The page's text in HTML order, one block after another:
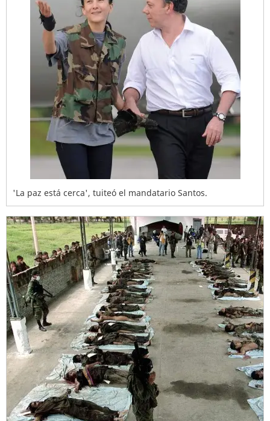
'La paz está cerca', tuiteó el mandatario Santos.